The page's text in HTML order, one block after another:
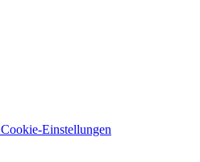
Cookie-Einstellungen